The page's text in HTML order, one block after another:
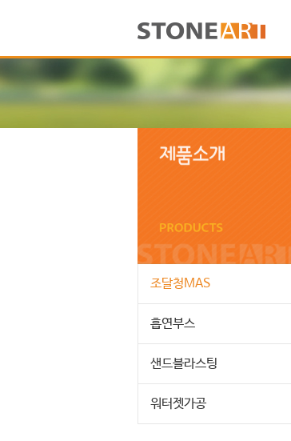
조달청MAS
흡연부스
샌드블라스팅
워터젯가공